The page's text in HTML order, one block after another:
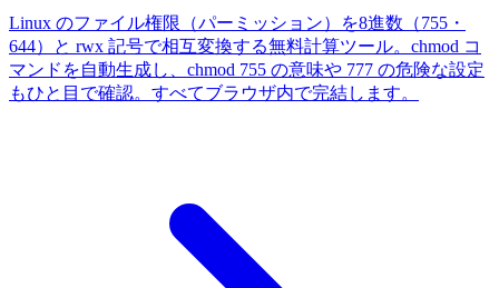
Linux のファイル権限（パーミッション）を8進数（755・
644）と rwx 記号で相互変換する無料計算ツール。chmod コ
マンドを自動生成し、chmod 755 の意味や 777 の危険な設定
もひと目で確認。すべてブラウザ内で完結します。